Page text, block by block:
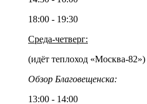
18:00 - 19:30
Среда-четверг:
(идёт теплоход «Москва-82»)
Обзор Благовещенска:
13:00 - 14:00